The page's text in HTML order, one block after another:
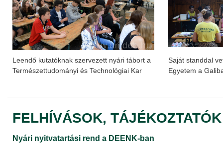
Leendő kutatóknak szervezett nyári tábort a
Természettudományi és Technológiai Kar
Saját standdal
Egyetem a
FELHÍVÁSOK, TÁJÉKOZTATÓK
Nyári nyitvatartási rend a DEENK-ban